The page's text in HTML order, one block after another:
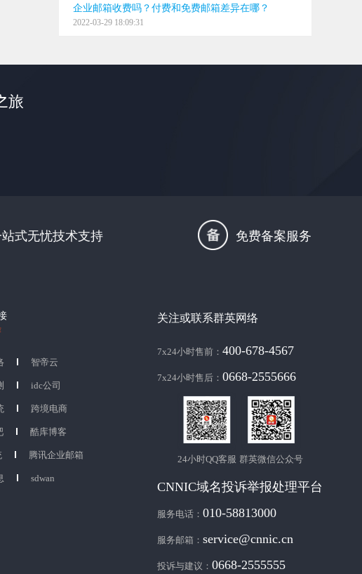
企业邮箱收费吗？付费和免费邮箱差异在哪？
2022-03-29 18:09:31
旅
式无忧技术支持 免费备案服务
智帝云
idc公司
跨境电商
酷库博客
腾讯企业邮箱
sdwan
关注或联系群英网络
7x24小时售前： 400-678-4567
7x24小时售后： 0668-2555666
24小时QQ客服 群英微信公众号
CNNIC域名投诉举报处理平台
服务电话： 010-58813000
服务邮箱： service@cnnic.cn
投诉与建议： 0668-2555555